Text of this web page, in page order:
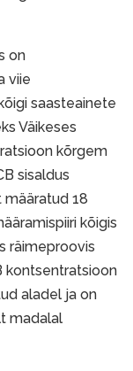
on
viie
saasteainete
Väikeses
kõrgem
sisaldus
määratud 18
kõigis
räimeproovis
kontsentratsioon
aladel ja on
madalal